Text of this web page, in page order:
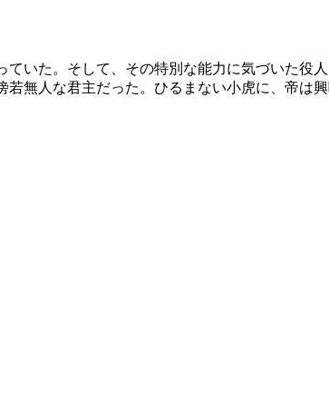
いた。そして、その特別な能力に気づいた役
若無人な君主だった。ひるまない小虎に、帝